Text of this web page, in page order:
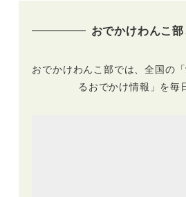
cafe Mare～あわら
～愛犬
おでかけわんこ部
おでかけわんこ部では、全国の
るおでかけ情報」を毎